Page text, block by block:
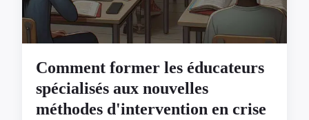
Comment former les éducateurs
spécialisés aux nouvelles
méthodes d'intervention en crise